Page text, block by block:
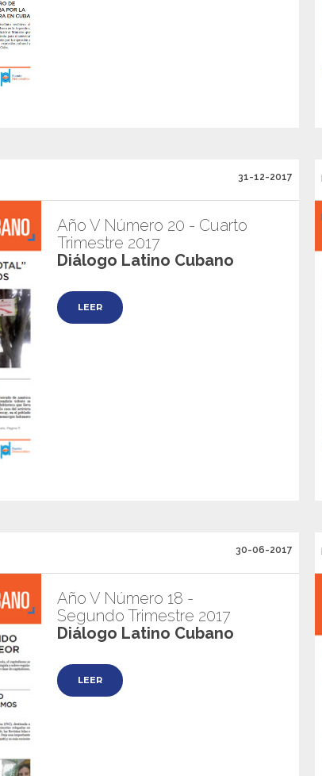
31-12-2017
Año V Número 20 - Cuarto
Trimestre 2017
Diálogo Latino Cubano
LEER
30-06-2017
Año V Número 18 -
Segundo Trimestre 2017
Diálogo Latino Cubano
LEER